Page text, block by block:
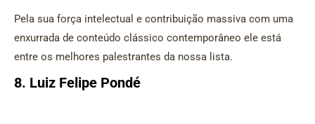
Pela sua força intelectual e contribuição massiva com uma
enxurrada de conteúdo clássico contemporâneo ele está
entre os melhores palestrantes da nossa lista.
8. Luiz Felipe Pondé